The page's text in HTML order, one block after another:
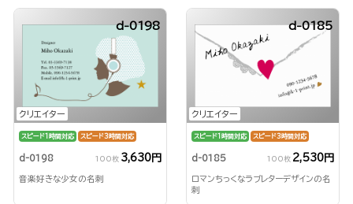
クリエイター
d-0198
スピード1時間対応 スピード3時間対応
d-0198 100枚 3,630円
音楽好きな少女の名刺
クリエイター
d-0185
スピード1時間対応 スピード3時間対応
d-0185 100枚 2,530円
ロマンちっくなラブレターデザインの名
刺